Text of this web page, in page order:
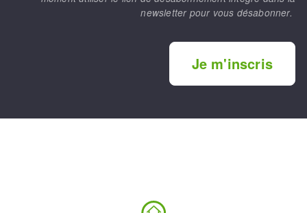
newsletter pour vous désabonner.
Je m'inscris